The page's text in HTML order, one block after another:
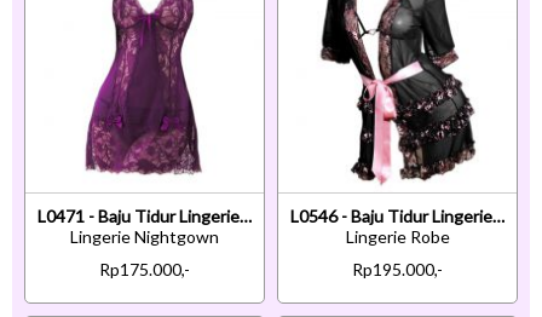
L0471 - Baju Tidur Lingerie Nightgown Sleepwear Midi Dress Ungu Transparan
Lingerie Nightgown
Rp175.000,-
L0546 - Baju Tidur Lingerie Robe Kimono Dress Hitam Transparan Lengan Pendek Bra Set Open Cup
Lingerie Robe
Rp195.000,-